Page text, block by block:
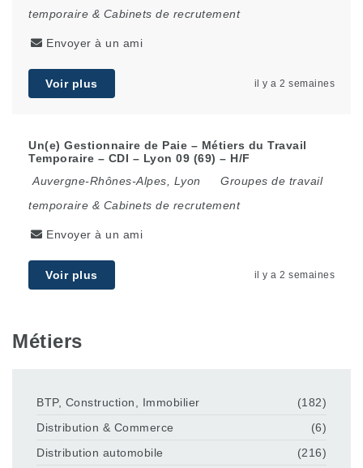
temporaire & Cabinets de recrutement
Envoyer à un ami
Voir plus il y a 2 semaines
Un(e) Gestionnaire de Paie – Métiers du Travail
Temporaire – CDI – Lyon 09 (69) – H/F
Auvergne-Rhônes-Alpes
Lyon
Groupes de travail
temporaire & Cabinets de recrutement
Envoyer à un ami
Voir plus il y a 2 semaines
Métiers
BTP, Construction, Immobilier
(182)
Distribution & Commerce
(6)
Distribution automobile
(216)